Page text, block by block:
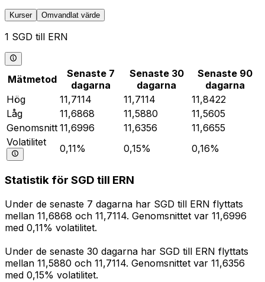
Kurser Omvandlat värde
1 SGD till ERN
Mätmetod
Senaste 7
dagarna
Senaste 30
dagarna
Senaste 90
dagarna
Hög
11,7114 11,7114
11,8422
Låg
11,6868 11,5880
11,5605
Genomsnitt 11,6996 11,6356
11,6655
Volatilitet
0,11% 0,15% 0,16%
Statistik för SGD till ERN
Under de senaste 7 dagarna har SGD till ERN flyttats
mellan 11,6868 och 11,7114. Genomsnittet var 11,6996
med 0,11% volatilitet.
Under de senaste 30 dagarna har SGD till ERN flyttats
mellan 11,5880 och 11,7114. Genomsnittet var 11,6356
med 0,15% volatilitet.